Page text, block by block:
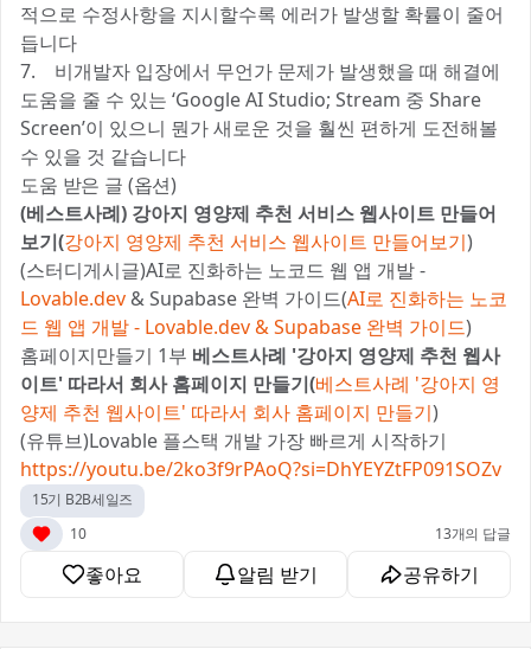
적으로 수정사항을 지시할수록 에러가 발생할 확률이 줄어
듭니다
7. 비개발자 입장에서 무언가 문제가 발생했을 때 해결에
도움을 줄 수 있는 ‘Google AI Studio; Stream 중 Share
Screen’이 있으니 뭔가 새로운 것을 훨씬 편하게 도전해볼
수 있을 것 같습니다
도움 받은 글 (옵션)
(베스트사례) 강아지 영양제 추천 서비스 웹사이트 만들어
보기(강아지 영양제 추천 서비스 웹사이트 만들어보기)
(스터디게시글)AI로 진화하는 노코드 웹 앱 개발 -
Lovable.dev & Supabase 완벽 가이드(AI로 진화하는 노코
드 웹 앱 개발 - Lovable.dev& Supabase 완벽 가이드)
홈페이지만들기 1부 베스트사례 '강아지 영양제 추천 웹사
이트' 따라서 회사 홈페이지 만들기(베스트사례 '강아지 영
양제 추천 웹사이트' 따라서 회사 홈페이지 만들기)
(유튜브)Lovable 플스택 개발 가장 빠르게 시작하기
https://youtu.be/2ko3f9rPAoQ?si=DhYEYZtFP091SOZv
15기 B2B세일즈
10
13개의 답글
좋아요 알림 받기 공유하기